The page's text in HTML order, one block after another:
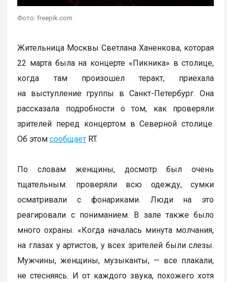
Фото: freepik.com
Жительница Москвы Светлана Ханенкова, которая
22 марта была на концерте «Пикника» в столице,
когда там произошел теракт, приехала
на выступление группы в Санкт-Петербург. Она
рассказала подробности о том, как проверяли
зрителей перед концертом в Северной столице.
Об этомсообщает RT.
По словам женщины, досмотр был очень
тщательным: проверяли всю одежду, сумки
осматривали с фонариками. Люди на это
реагировали с пониманием. В зале также было
много охраны. «Когда началась минута молчания,
на глазах у артистов, у всех зрителей были слезы.
Мужчины, женщины, музыканты, — все плакали,
не стесняясь. И от каждого звука, похожего хотя